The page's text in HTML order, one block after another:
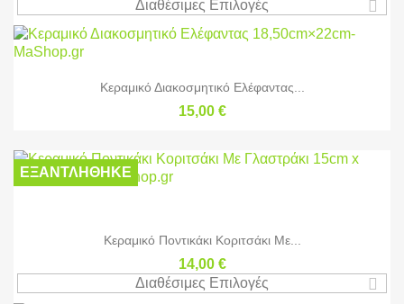
Διαθέσιμες Επιλογές
Κεραμικό Διακοσμητικό Ελέφαντας...
15,00 €
Κεραμικό Ποντικάκι Κοριτσάκι Με...
14,00 €
Διαθέσιμες Επιλογές
ΕΞΑΝΤΛΉΘΗΚΕ